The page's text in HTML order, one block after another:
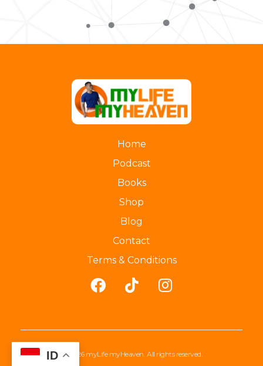
Home
Podcast
Books
Shop
Blog
Contact
Terms & Conditions
© 2026 myLife myHeaven. All rights reserved.
ID